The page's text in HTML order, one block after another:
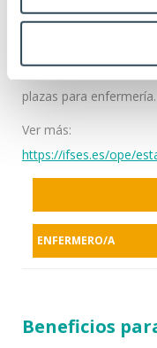
La Oferta de Empleo
Instituciones
plazas para enfermería.
Ver más:
https://ifses.es/ope/
ENFERMERO/A
Beneficios